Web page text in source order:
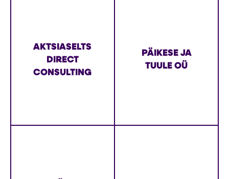
ZAŁOŻYCIEL
AKTSIASELTS
DIRECT
CONSULTING
PÄIKESE JA
TUULE OÜ